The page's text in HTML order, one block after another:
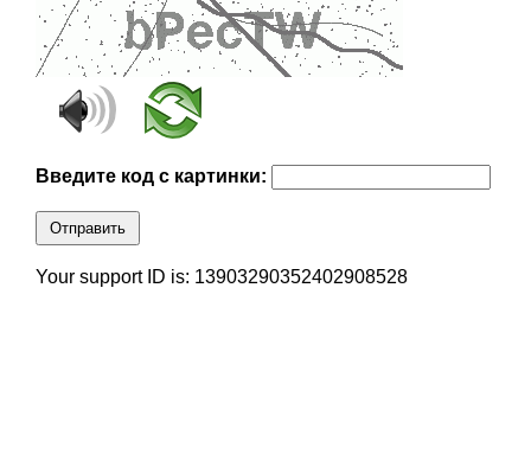
Введите код с картинки:
Отправить
Your support ID is: 13903290352402908528